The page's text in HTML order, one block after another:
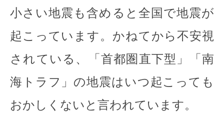
小さい地震も含めると全国で地震が
起こっています。かねてから不安視
されている、「首都圏直下型」「南
海トラフ」の地震はいつ起こっても
おかしくないと言われています。